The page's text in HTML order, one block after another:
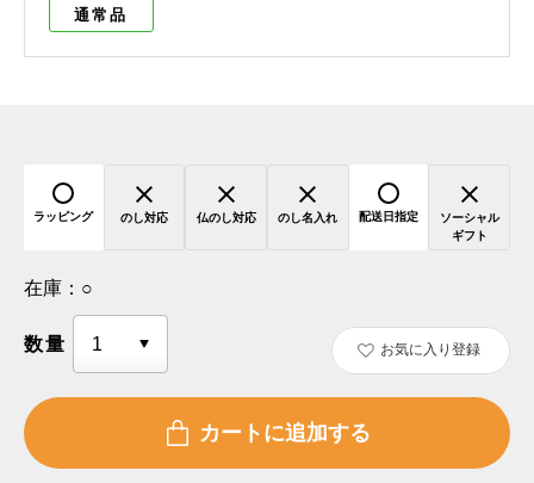
通常品
ラッピング のし対応 仏のし対応 のし名入れ 配送日指定
ソーシャル
ギフト
在庫： ○
数量 お気に入り登録